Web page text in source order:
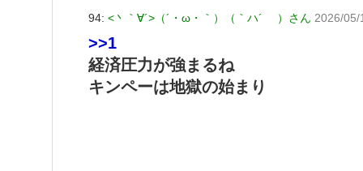
94: <丶｀∀´>（´・ω・｀）（｀ハ´ ）さん 2026/
>>1
経済圧力が強まるね
キンペーは地獄の始まり